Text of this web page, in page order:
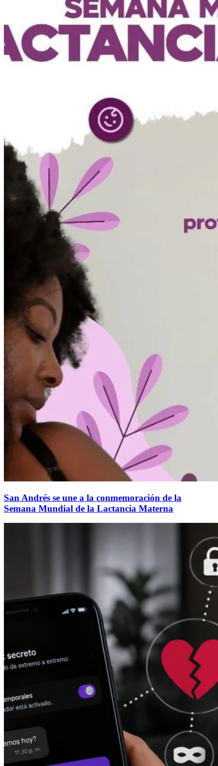
San Andrés se une a la conmemoración de la
Semana Mundial de la Lactancia Materna